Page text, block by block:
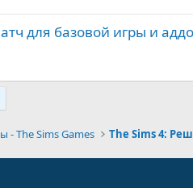
для базовой игры и
- The Sims Games